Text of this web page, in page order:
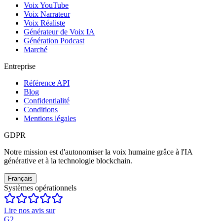
Voix YouTube
Voix Narrateur
Voix Réaliste
Générateur de Voix IA
Génération Podcast
Marché
Entreprise
Référence API
Blog
Confidentialité
Conditions
Mentions légales
GDPR
Notre mission est d'autonomiser la voix humaine grâce à l'IA
générative et à la technologie blockchain.
Français
Systèmes opérationnels
Lire nos avis sur
G2